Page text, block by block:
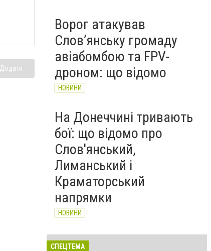
Додати
Ворог атакував
Слов’янську громаду
авіабомбою та FPV-
дроном: що відомо
НОВИНИ
На Донеччині тривають
бої: що відомо про
Слов'янський,
Лиманський і
Краматорський
напрямки
НОВИНИ
СПЕЦТЕМА